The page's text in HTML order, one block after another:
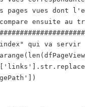
pages vues dont
ensuite au
qui va